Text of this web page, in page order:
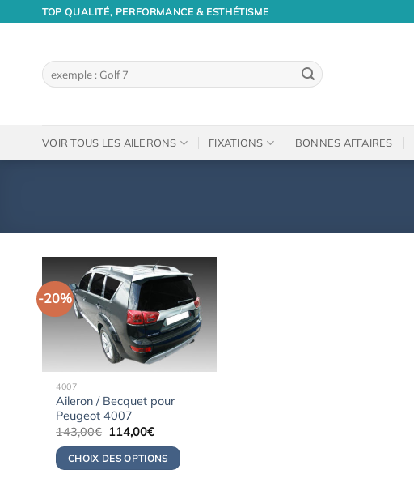
TOP QUALITÉ, PERFORMANCE & ESTHÉTISME
Recherche
pour :
VOIR TOUS LES AILERONS FIXATIONS BONNES AFFAIRES
-20%
4007
Aileron / Becquet pour
Peugeot 4007
143,00€ Le
initial
était :
114,00€Le
actuel
est :
CHOIX DES OPTIONS